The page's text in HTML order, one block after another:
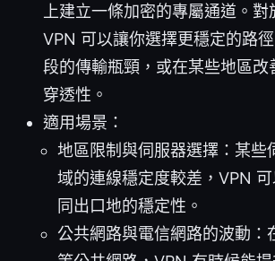
上建立一條加密的專屬通道。對
VPN 可以讓你選擇更穩定的路
段的傳輸瓶頸，或在某些地區改
穿透性。
適用場景：
地區限制與伺服器選擇：某些
域的連線穩定度較差，VPN
同出口地的穩定性。
公共網路與電信網路的波動：